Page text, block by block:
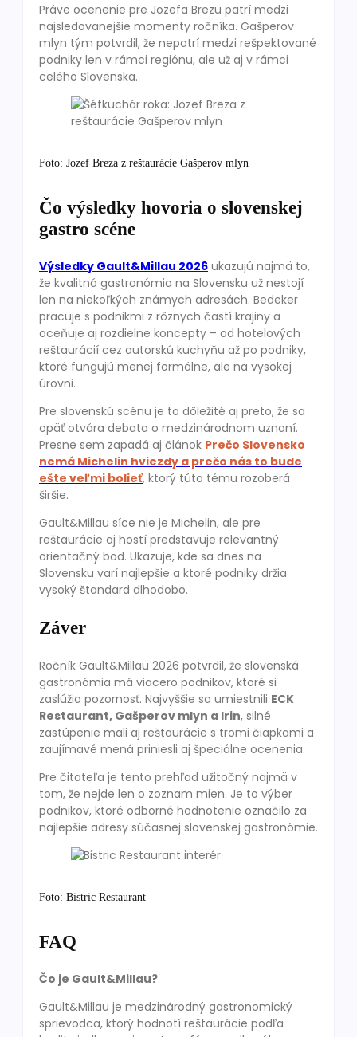
Práve ocenenie pre Jozefa Brezu patrí medzi
najsledovanejšie momenty ročníka. Gašperov
mlyn tým potvrdil, že nepatrí medzi rešpektované
podniky len v rámci regiónu, ale už aj v rámci
celého Slovenska.
Foto: Jozef Breza z reštaurácie Gašperov mlyn
Čo výsledky hovoria o slovenskej
gastro scéne
Výsledky Gault&Millau 2026 ukazujú najmä to,
že kvalitná gastronómia na Slovensku už nestojí
len na niekoľkých známych adresách. Bedeker
pracuje s podnikmi z rôznych častí krajiny a
oceňuje aj rozdielne koncepty – od hotelových
reštaurácií cez autorskú kuchyňu až po podniky,
ktoré fungujú menej formálne, ale na vysokej
úrovni.
Pre slovenskú scénu je to dôležité aj preto, že sa
opäť otvára debata o medzinárodnom uznaní.
Presne sem zapadá aj článok Prečo Slovensko
nemá Michelin hviezdy a prečo nás to bude
ešte veľmi bolieť, ktorý túto tému rozoberá
širšie.
Gault&Millau síce nie je Michelin, ale pre
reštaurácie aj hostí predstavuje relevantný
orientačný bod. Ukazuje, kde sa dnes na
Slovensku varí najlepšie a ktoré podniky držia
vysoký štandard dlhodobo.
Záver
Ročník Gault&Millau 2026 potvrdil, že slovenská
gastronómia má viacero podnikov, ktoré si
zaslúžia pozornosť. Najvyššie sa umiestnili ECK
Restaurant, Gašperov mlyn a Irin, silné
zastúpenie mali aj reštaurácie s tromi čiapkami a
zaujímavé mená priniesli aj špeciálne ocenenia.
Pre čitateľa je tento prehľad užitočný najmä v
tom, že nejde len o zoznam mien. Je to výber
podnikov, ktoré odborné hodnotenie označilo za
najlepšie adresy súčasnej slovenskej gastronómie.
Foto: Bistric Restaurant
FAQ
Čo je Gault&Millau?
Gault&Millau je medzinárodný gastronomický
sprievodca, ktorý hodnotí reštaurácie podľa